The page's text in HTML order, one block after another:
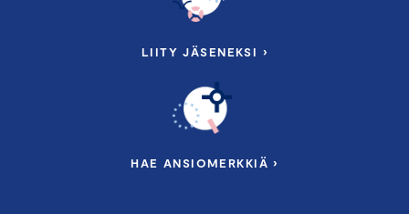
LIITY JÄSENEKSI ›
HAE ANSIOMERKKIÄ ›